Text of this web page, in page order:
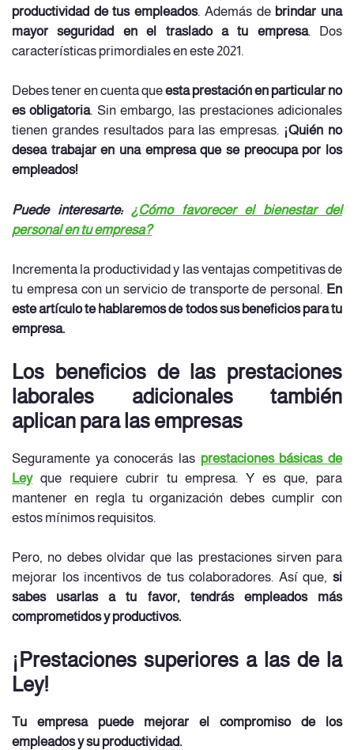
productividad de tus empleados. Además de brindar una
mayor seguridad en el traslado a tu empresa. Dos
características primordiales en este 2021.
Debes tener en cuenta queesta prestación en particular no
es obligatoria. Sin embargo, las prestaciones adicionales
tienen grandes resultados para las empresas. ¡Quién no
desea trabajar en una empresa que se preocupa por los
empleados!
Puede interesarte: ¿Cómo favorecer el bienestar del
personal en tu empresa?
Incrementa la productividad y las ventajas competitivas de
tu empresa con un servicio de transporte de personal. En
este artículo te hablaremos de todos sus beneficios para tu
empresa.
Los beneficios de las prestaciones
laborales adicionales también
aplican para las empresas
Seguramente ya conocerás las prestaciones básicas de
Leyque requiere cubrir tu empresa. Y es que, para
mantener en regla tu organización debes cumplir con
estos mínimos requisitos.
Pero, no debes olvidar que las prestaciones sirven para
mejorar los incentivos de tus colaboradores. Así que, si
sabes usarlas a tu favor, tendrás empleados más
comprometidos y productivos.
¡Prestaciones superiores a las de la
Ley!
Tu empresa puede mejorar el compromiso de los
empleados y su productividad.